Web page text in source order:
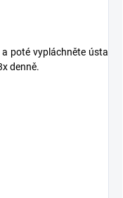
poté vypláchněte ústa
denně.